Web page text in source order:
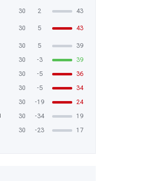
30 2 43
30 5 43
30 5
39
30 -3
39
30 -5
36
30 -5
34
30 -19
24
30 -34
19
30 -23 17